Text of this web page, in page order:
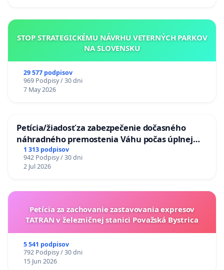
STOP STRATEGICKÉMU NÁVRHU VETERNÝCH PARKOV
NA SLOVENSKU
29 577 podpisov
969 Podpisy / 30 dni
7 May 2026
Petícia/žiadosť za zabezpečenie dočasného
náhradného premostenia Váhu počas úplnej
uzávery Vážskeho mosta v Komárne
1 313 podpisov
942 Podpisy / 30 dni
2 Jul 2026
Petícia za zachovanie zastavovania expresov
TATRAN v železničnej stanici Považská Bystrica
5 541 podpisov
792 Podpisy / 30 dni
15 Jun 2026